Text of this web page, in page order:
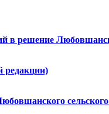
в решение
редакции)